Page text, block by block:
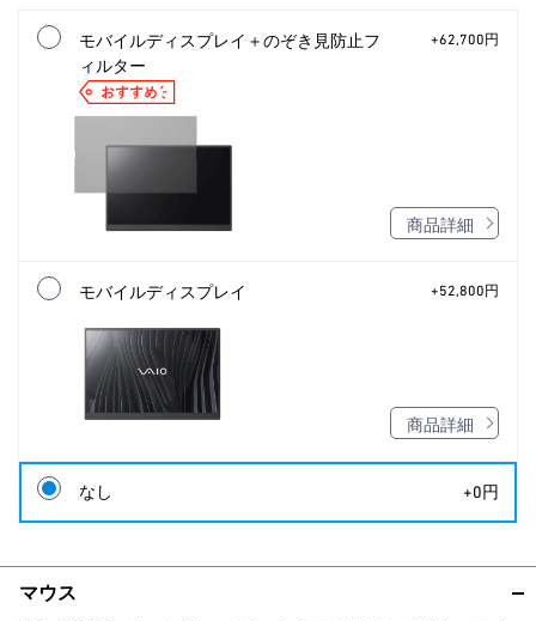
モバイルディスプレイ＋のぞき見防止フ
ィルター
+62,700円
商品詳細
モバイルディスプレイ +52,800円
商品詳細
なし +0円
マウス